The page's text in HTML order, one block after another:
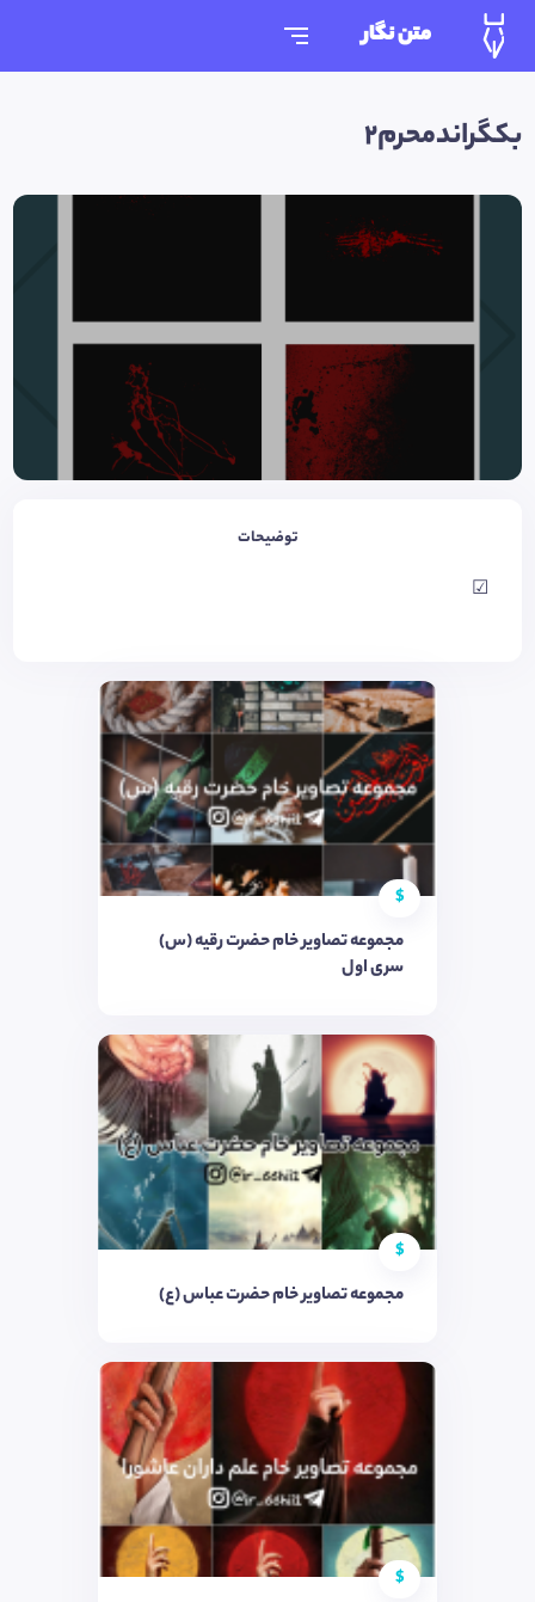
متن نگار
بکگراندمحرم۲
توضیحات
☑
$
مجموعه تصاویر خام حضرت رقیه (س)
سری اول
$
مجموعه تصاویر خام حضرت عباس (ع)
$